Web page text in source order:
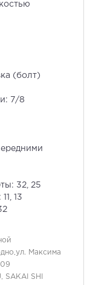
(болт)
7/8
32, 25
13
Максима
SAKAI SHI